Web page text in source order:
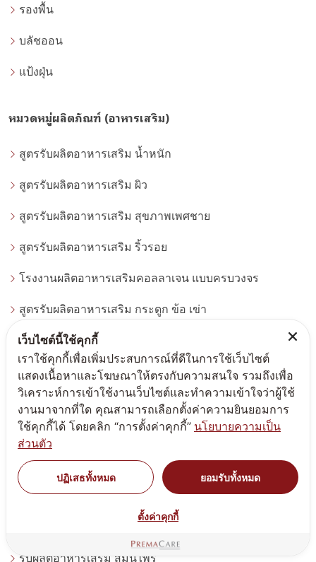
รองพื้น
บลัชออน
แป้งฝุ่น
หมวดหมู่ผลิตภัณฑ์ (อาหารเสริม)
สูตรรับผลิตอาหารเสริม น้ำหนัก
สูตรรับผลิตอาหารเสริม ผิว
สูตรรับผลิตอาหารเสริม สุขภาพเพศชาย
สูตรรับผลิตอาหารเสริม ริ้วรอย
โรงงานผลิตอาหารเสริมคอลลาเจน แบบครบวงจร
สูตรรับผลิตอาหารเสริม กระดูก ข้อ เข่า
สูตรรับผลิตอาหารเสริม สุขภาพเพศหญิง
สูตรรับผลิตอาหารเสริม เส้นผม
สูตรรับผลิตอาหารเสริม สิว
รับผลิตอาหารเสริม ดวงตา สายตา
สูตรรับผลิตอาหารเสริม สมอง
สูตรอาหารเสริมสุขภาพองค์รวม
รับผลิตอาหารเสริม สมุนไพร
เว็บไซต์นี้ใช้คุกกี้
เราใช้คุกกี้เพื่อเพิ่มประสบการณ์ที่ดีในการใช้เว็บไซต์
แสดงเนื้อหาและโฆษณาให้ตรงกับความสนใจ รวมถึงเพื่อ
วิเคราะห์การเข้าใช้งานเว็บไซต์และทำความเข้าใจว่าผู้ใช้
งานมาจากที่ใด คุณสามารถเลือกตั้งค่าความยินยอมการ
ใช้คุกกี้ได้ โดยคลิก “การตั้งค่าคุกกี้” นโยบายความเป็น
ส่วนตัว
ปฏิเสธทั้งหมด ยอมรับทั้งหมด
ตั้งค่าคุกกี้